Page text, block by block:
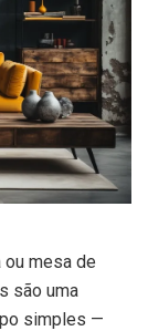
ou mesa de
são uma
simples —